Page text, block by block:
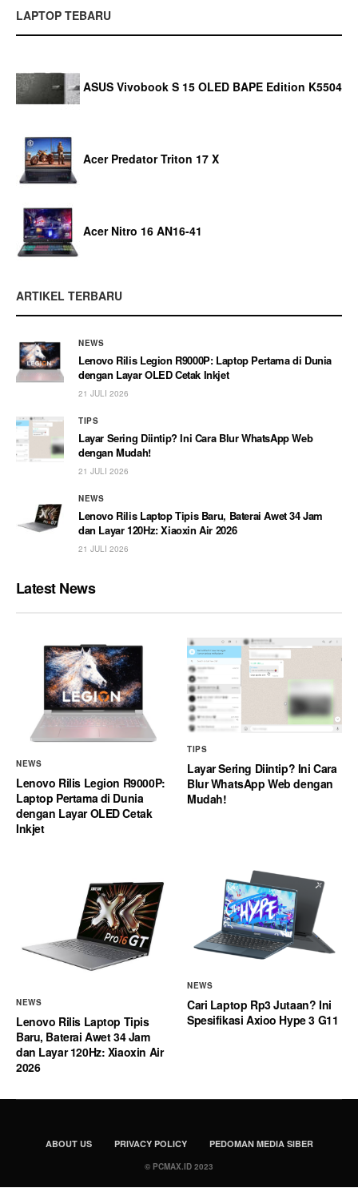
LAPTOP TEBARU
ASUS Vivobook S 15 OLED BAPE Edition K5504
Acer Predator Triton 17 X
Acer Nitro 16 AN16-41
ARTIKEL TERBARU
NEWS
Lenovo Rilis Legion R9000P: Laptop Pertama di Dunia
dengan Layar OLED Cetak Inkjet
21 JULI 2026
TIPS
Layar Sering Diintip? Ini Cara Blur WhatsApp Web
dengan Mudah!
21 JULI 2026
NEWS
Lenovo Rilis Laptop Tipis Baru, Baterai Awet 34 Jam
dan Layar 120Hz: Xiaoxin Air 2026
21 JULI 2026
Latest News
NEWS
Lenovo Rilis Legion R9000P:
Laptop Pertama di Dunia
dengan Layar OLED Cetak
Inkjet
TIPS
Layar Sering Diintip? Ini Cara
Blur WhatsApp Web dengan
Mudah!
NEWS
Lenovo Rilis Laptop Tipis
Baru, Baterai Awet 34 Jam
dan Layar 120Hz: Xiaoxin Air
2026
NEWS
Cari Laptop Rp3 Jutaan? Ini
Spesifikasi Axioo Hype 3 G11
ABOUT US PRIVACY POLICY PEDOMAN MEDIA SIBER
© PCMAX.ID 2023